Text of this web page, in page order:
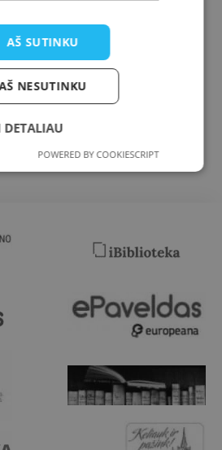
galimas tik su
ne žemesnio kaip FFP2 lygio
AŠ SUTINKU
NESUTINKU
DETALIAU
POWERED BY COOKIESCRIPT